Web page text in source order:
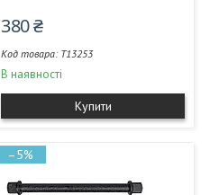
380 ₴
T13253
В наявності
Купити
–5%